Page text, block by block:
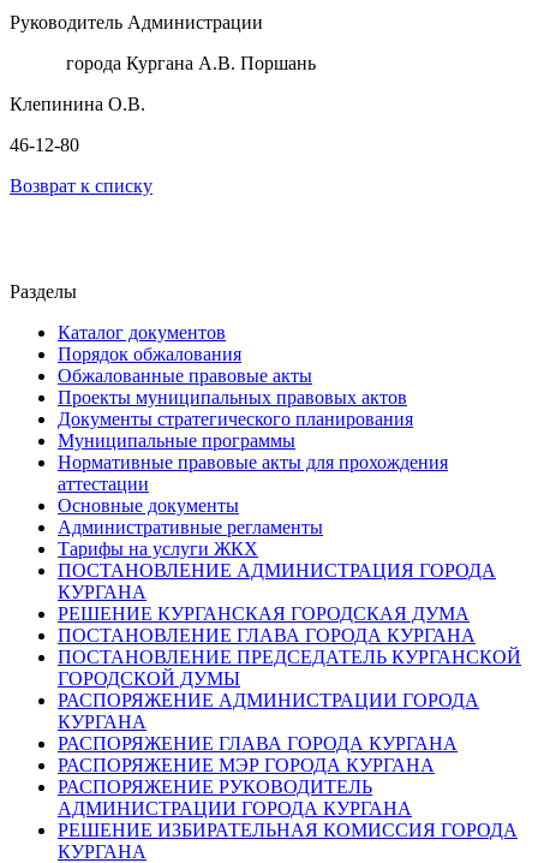
Руководитель Администрации
города Кургана А.В. Поршань
Клепинина О.В.
46-12-80
Возврат к списку
Разделы
Каталог документов
Порядок обжалования
Обжалованные правовые акты
Проекты муниципальных правовых актов
Документы стратегического планирования
Муниципальные программы
Нормативные правовые акты для прохождения
аттестации
Основные документы
Административные регламенты
Тарифы на услуги ЖКХ
ПОСТАНОВЛЕНИЕ АДМИНИСТРАЦИЯ ГОРОДА
КУРГАНА
РЕШЕНИЕ КУРГАНСКАЯ ГОРОДСКАЯ ДУМА
ПОСТАНОВЛЕНИЕ ГЛАВА ГОРОДА КУРГАНА
ПОСТАНОВЛЕНИЕ ПРЕДСЕДАТЕЛЬ КУРГАНСКОЙ
ГОРОДСКОЙ ДУМЫ
РАСПОРЯЖЕНИЕ АДМИНИСТРАЦИИ ГОРОДА
КУРГАНА
РАСПОРЯЖЕНИЕ ГЛАВА ГОРОДА КУРГАНА
РАСПОРЯЖЕНИЕ МЭР ГОРОДА КУРГАНА
РАСПОРЯЖЕНИЕ РУКОВОДИТЕЛЬ
АДМИНИСТРАЦИИ ГОРОДА КУРГАНА
РЕШЕНИЕ ИЗБИРАТЕЛЬНАЯ КОМИССИЯ ГОРОДА
КУРГАНА